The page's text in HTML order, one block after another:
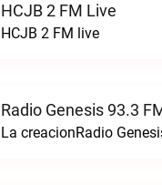
HCJB 2 FM Live
HCJB 2 FM live
Radio Genesis 93.3
La creacionRadio